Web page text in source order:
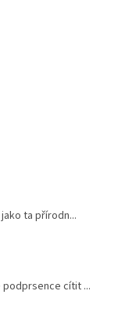
ta přírodn...
cítit ...